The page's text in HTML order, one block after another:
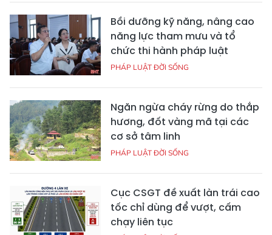
Bồi dưỡng kỹ năng, nâng cao
năng lực tham mưu và tổ
chức thi hành pháp luật
PHÁP LUẬT ĐỜI SỐNG
Ngăn ngừa cháy rừng do thắp
hương, đốt vàng mã tại các
cơ sở tâm linh
PHÁP LUẬT ĐỜI SỐNG
Cục CSGT đề xuất làn trái cao
tốc chỉ dùng để vượt, cấm
chạy liên tục